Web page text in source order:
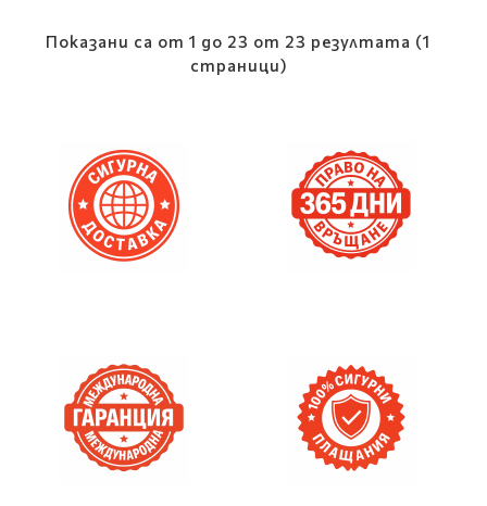
Показани са от 1 до 23 от 23 резултата (1
страници)